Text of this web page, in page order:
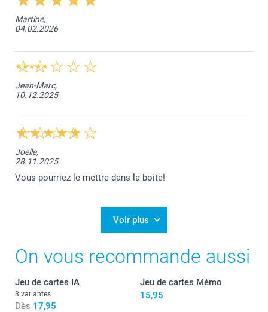
Martine,
04.02.2026
Jean-Marc,
10.12.2025
Joëlle,
28.11.2025
Vous pourriez le mettre dans la boite!
Voir plus
On vous recommande aussi
Jeu de cartes IA
3 variantes
Dès 17,95
Jeu de cartes Mémo
15,95